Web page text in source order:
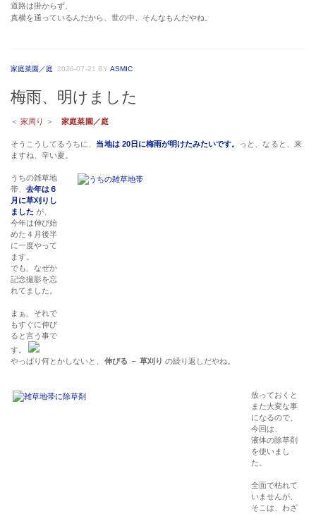
道路は掛からず、
真横を通っているんだから、世の中、そんなもんだやね。
家庭菜園／庭 2026-07-21 BY ASMIC
梅雨、明けました
＜家周り ＞家庭菜園／庭
そうこうしてるうちに、 当地は 20日に梅雨が明けたみたいです。 っと、なると、来
ますね、辛い夏。
うちの雑草地
帯、去年は６
月に草刈りし
ました が、
今年は伸び始
めた４月後半
に一度やって
ます。
でも、なぜか
記念撮影を忘
れてました。
まぁ、それで
もすぐに伸び
ると言う事で
す。
やっぱり何とかしないと、 伸びる － 草刈り の繰り返しだやね。
放っておくと
また大変な事
になるので、
今回は、
液体の除草剤
を使いまし
た。
全面で枯れて
いませんが、
そこは、わざ